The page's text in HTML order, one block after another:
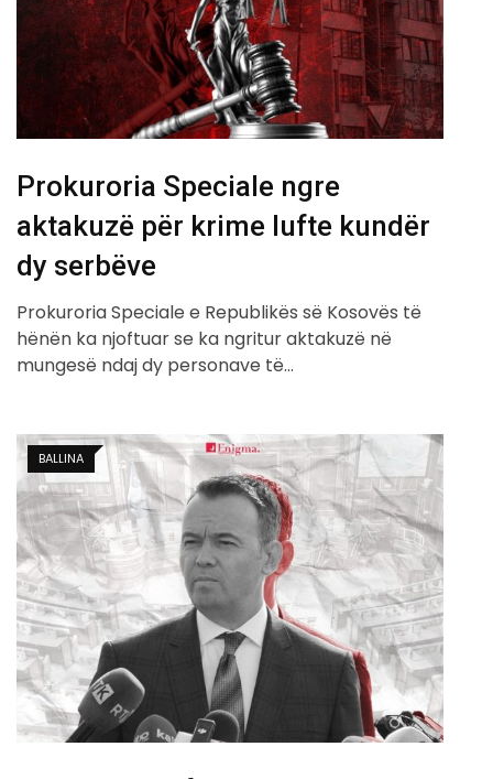
Prokuroria Speciale ngre
aktakuzë për krime lufte kundër
dy serbëve
Prokuroria Speciale e Republikës së Kosovës të
hënën ka njoftuar se ka ngritur aktakuzë në
mungesë ndaj dy personave të…
BALLINA